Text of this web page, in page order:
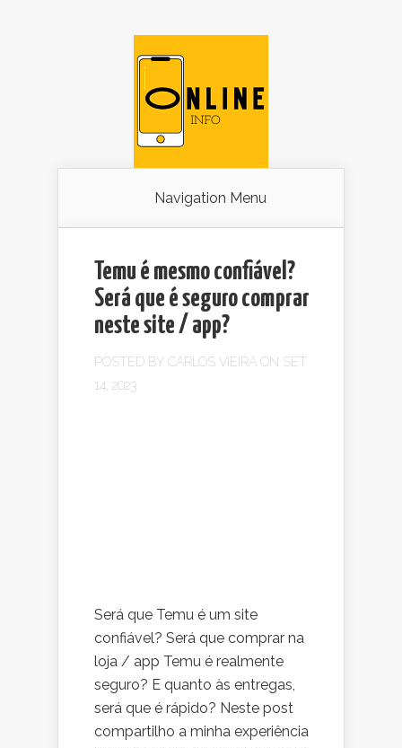
Navigation Menu
Temu é mesmo confiável?
Será que é seguro comprar
neste site / app?
POSTED BY CARLOS VIEIRA ON SET
14, 2023
Será que Temu é um site
confiável? Será que comprar na
loja / app Temu é realmente
seguro? E quanto às entregas,
será que é rápido? Neste post
compartilho a minha experiência